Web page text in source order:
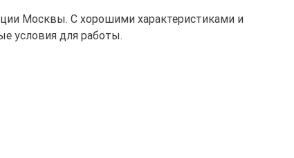
Москвы. С хорошими характеристиками и
условия для работы.